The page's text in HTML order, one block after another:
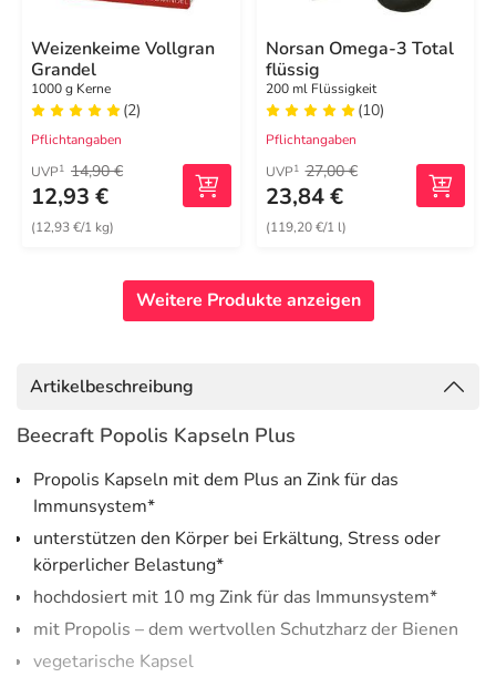
Weizenkeime Vollgran
Grandel
1000 g Kerne
(2)
Pflichtangaben
UVP1 14,90 €
12,93 €
(12,93 €/1 kg)
Norsan Omega-3 Total
flüssig
200 ml Flüssigkeit
(10)
Pflichtangaben
UVP1 27,00 €
23,84 €
(119,20 €/1 l)
Weitere Produkte anzeigen
Artikelbeschreibung
Beecraft Popolis Kapseln Plus
Propolis Kapseln mit dem Plus an Zink für das
Immunsystem*
unterstützen den Körper bei Erkältung, Stress oder
körperlicher Belastung*
hochdosiert mit 10 mg Zink für das Immunsystem*
mit Propolis – dem wertvollen Schutzharz der Bienen
vegetarische Kapsel